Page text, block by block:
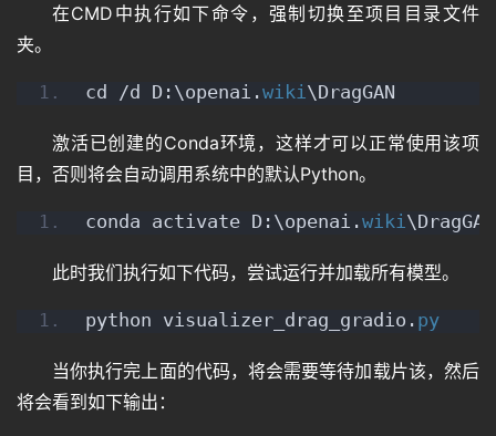
在CMD中执行如下命令，强制切换至项目目录文件
夹。
cd /d D:\openai.wiki \DragGAN
激活已创建的Conda环境，这样才可以正常使用该项
目，否则将会自动调用系统中的默认Python。
conda activate D:\openai.wiki
此时我们执行如下代码，尝试运行并加载所有模型。
python visualizer_drag_gradio. py
当你执行完上面的代码，将会需要等待加载片该，然后
将会看到如下输出：